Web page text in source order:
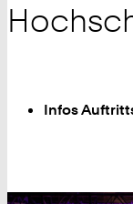
Infos